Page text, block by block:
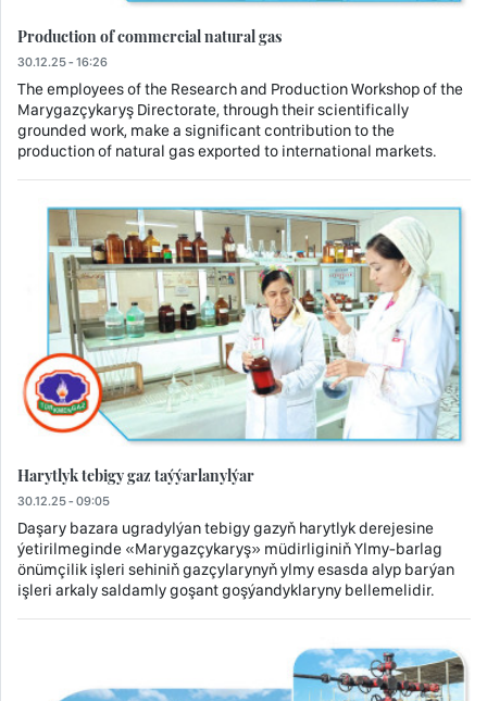
Production of commercial natural gas
30.12.25 - 16:26
The employees of the Research and Production Workshop of the
Marygazçykaryş Directorate, through their scientifically
grounded work, make a significant contribution to the
production of natural gas exported to international markets.
Harytlyk tebigy gaz taýýarlanylýar
30.12.25 - 09:05
Daşary bazara ugradylýan tebigy gazyň harytlyk derejesine
ýetirilmeginde «Marygazçykaryş» müdirliginiň Ylmy-barlag
önümçilik işleri sehiniň gazçylarynyň ylmy esasda alyp barýan
işleri arkaly saldamly goşant goşýandyklaryny bellemelidir.